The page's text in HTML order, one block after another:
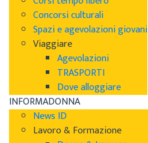
Concorsi culturali
Spazi e agevolazioni giovani
Viaggiare
Agevolazioni
TRASPORTI
Dove alloggiare
INFORMADONNA
News ID
Lavoro & Formazione